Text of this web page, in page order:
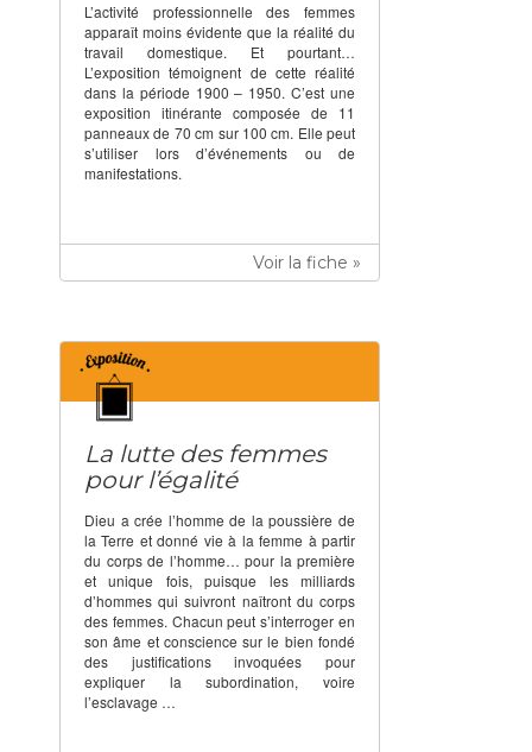
L’activité professionnelle des femmes
apparaît moins évidente que la réalité du
travail domestique. Et pourtant…
L’exposition témoignent de cette réalité
dans la période 1900 – 1950. C’est une
exposition itinérante composée de 11
panneaux de 70 cm sur 100 cm. Elle peut
s’utiliser lors d’événements ou de
manifestations.
Voir la fiche »
La lutte des femmes
pour l’égalité
Dieu a crée l’homme de la poussière de
la Terre et donné vie à la femme à partir
du corps de l’homme… pour la première
et unique fois, puisque les milliards
d’hommes qui suivront naîtront du corps
des femmes. Chacun peut s’interroger en
son âme et conscience sur le bien fondé
des justifications invoquées pour
expliquer la subordination, voire
l’esclavage …